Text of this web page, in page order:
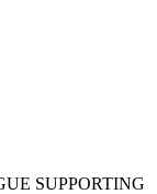
SUPPORTING